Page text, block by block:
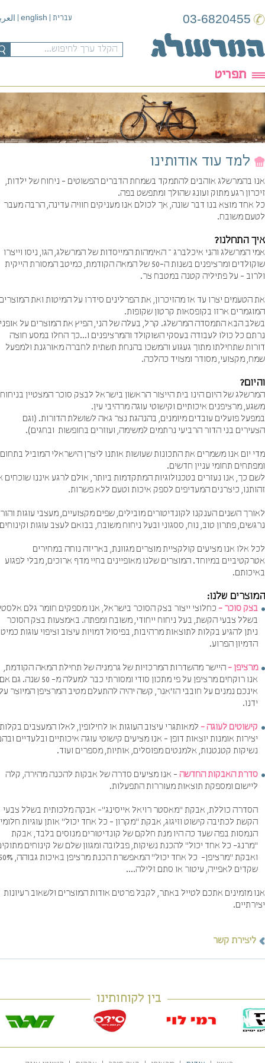
עברית|
english
|العربية 03-6820455
תפריט
למד עוד אודותינו
בהמרשלג אוהבים להתמקד בשמחת הדברים הפשוטים - ניחוח של ילדות,
רגע מתוק ועונג שהולך ומתפשט בפה.
אחד מוצא בנו דבר שונה, אך לכולם אנו מעניקים חוויה עדינה, הרבה מעבר
משובח.
התחלנו?
המרשלג והני איכלברג – האימהות המייסדות של המרשלג, הגו, ניסו וייצרו
שוקולדים ומרציפנים בשנות ה-50 של המאה הקודמת, כמיטב המסורת הייקית
- על פתיליה קטנה במטבח צר.
הטעמים יצרו עד אז מהזיכרון, את הפרלינים סידרו על המיטות ואת המוצרים
ארזו בקופסאות קרטון שקופות.
הבא התמסדה המרשלג. קרל, בעלה של הני, הפיץ את המוצרים על אופניו
כל כולו לעבודה בעסקי השוקולד והמרציפנים ו...כך החלו במסע חוצה
שתחילתו מתוך געגוע והמשכו בהנחת תשתית לחברה מאורגנת ולמפעל
מקצועי, מסודר ומצויד כהלכה.
של היום הינו בית הייצור הראשון בישראל לבצק סוכר המצטיין בניחוח
מרציפנים איכותיים וקישוטי עוגה מרהיבי עין.
פועלים עובדים מיומנים, בהנהגת נצר גאה לשושלת הדורות. (וגם
בני הדור הרביעי נרתמים למשימה, ועוזרים בחופשות ובחגים).
יום אנו משמרים את התכונות שעושות אותנו ליצרן הישראלי המוביל בתחום,
תחומי עניין חדשים.
כך, אנו נעזרים בטכנולוגיות המתקדמות ביותר, אולם לרגע איננו שוכחים את
כיצרנים המעדיפים לספק איכות וטעם ללא פשרות.
השנים הענקנו לקונדיטורים מובילים, שפים מקצועיים, מעצבי עוגות והורים
פתרון טוב, נוח, ססגוני ובעל ניחוח משובח, בבואם לעצב עוגות וקינוחים.
אלו אנו מציעים קולקציית מוצרים מגוונת, באריזה נוחה במחירים
במיוחד. המוצרים שלנו מאופיינים בחיי מדף ארוכים, מבלי לפגוע
שלנו:
בצק סוכר-כחלוצי ייצור בצק הסוכר בישראל, אנו מספקים חומר גלם אלסטי
בשלל צבעי הקשת, בעל ניחוח ייחודי, משובח ומפתה. באמצעות בצק הסוכר
ניתן להגיע בקלות לתוצאות מרהיבות, בפיסול דמויות עיצוב וציפוי עוגות כמיטב
הדמיון הפרוע.
מרציפן- היישר מהשדרות המרכזיות של גרמניה של תחילת המאה הקודמת,
אנו רוקחים מרציפן על פי מתכון סודי ומסורתי כבר למעלה מ- 50 שנה. גם אם
אינכם נמנים על חובבי הז`אנר, קשה יהיה להתעלם מטיב המרציפן המיוצר על
ידנו.
קישוטים לעוגה- למאותגרי עיצוב העוגות או לחילופין, לאלו המעצבים בקלות
יצירות אומנות יוצאות דופן - אנו מציעים קישוטי עוגה איכותיים ובלעדיים ובהם
נשיקות קטנטנות, אלמנטים מפוסלים, אותיות, מספרים ועוד.
סדרת האבקות החדשה - אנו מציעים סדרה של אבקות להכנה מהירה, קלה
ליישום ומספקת תוצאות מעוררות התפעלות.
הסדרה כוללת, אבקת "מאסטר רויאל אייסינג"- אבקה מלכותית בשלל צבעי
הקשת לכתיבה קישוט וזיגוג, אבקת "מקרון - כל אחד יכול" אותן עוגיות חלומיות
הנמסות בפה שעד כה היו מנת חלקם של קונדיטורים מנוסים בלבד, אבקת
"מרנג- כל אחד יכול" להכנת נשיקות, פבלובה ומגוון שלם של קינוחים מתוקים
ואבקת "מרציפן- כל אחד יכול" המאפשרת הכנת מרציפן באיכות גבוהה, 50%
שקדים לאפייה, עיטור או סתם זלילה....
מזמינים אתכם לטייל באתר, לקבל פרטים אודות המוצרים ולשאוב רעיונות
ליצירת קשר
בין לקוחותינו